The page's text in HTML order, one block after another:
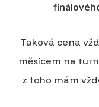
Taková cena
měsícem na
z toho mám